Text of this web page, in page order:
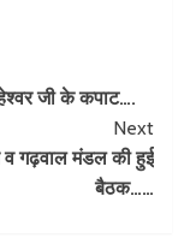
जी के कपाट….
Next
व गढ़वाल मंडल की हुई
बैठक……